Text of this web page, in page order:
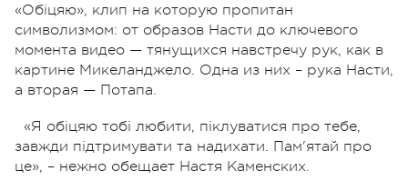
«Обіцяю», клип на которую пропитан
символизмом: от образов Насти до ключевого
момента видео — тянущихся навстречу рук, как в
картине Микеланджело. Одна из них – рука Насти,
а вторая — Потапа.
«Я обіцяю тобі любити, піклуватися про тебе,
завжди підтримувати та надихати. Пам'ятай про
це», – нежно обещает Настя Каменских.